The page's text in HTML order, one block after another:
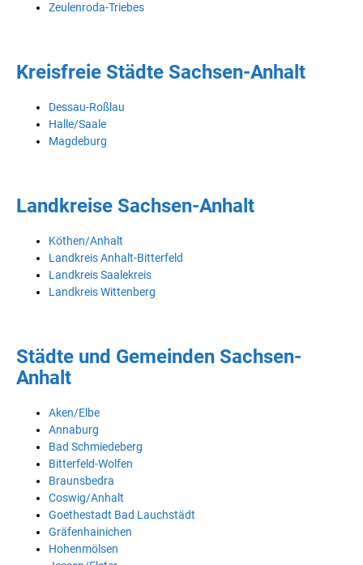
Zeulenroda-Triebes
Kreisfreie Städte Sachsen-Anhalt
Dessau-Roßlau
Halle/Saale
Magdeburg
Landkreise Sachsen-Anhalt
Köthen/Anhalt
Landkreis Anhalt-Bitterfeld
Landkreis Saalekreis
Landkreis Wittenberg
Städte und Gemeinden Sachsen-
Anhalt
Aken/Elbe
Annaburg
Bad Schmiedeberg
Bitterfeld-Wolfen
Braunsbedra
Coswig/Anhalt
Goethestadt Bad Lauchstädt
Gräfenhainichen
Hohenmölsen